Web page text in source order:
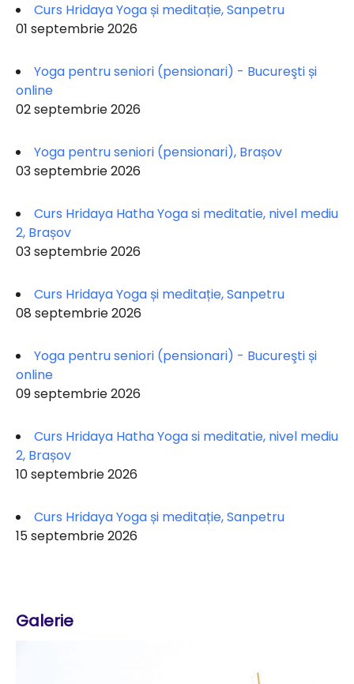
Curs Hridaya Yoga și meditație, Sanpetru
01 septembrie 2026
Yoga pentru seniori (pensionari) - Bucureşti și
online
02 septembrie 2026
Yoga pentru seniori (pensionari), Brașov
03 septembrie 2026
Curs Hridaya Hatha Yoga si meditatie, nivel mediu
2, Brașov
03 septembrie 2026
Curs Hridaya Yoga și meditație, Sanpetru
08 septembrie 2026
Yoga pentru seniori (pensionari) - Bucureşti și
online
09 septembrie 2026
Curs Hridaya Hatha Yoga si meditatie, nivel mediu
2, Brașov
10 septembrie 2026
Curs Hridaya Yoga și meditație, Sanpetru
15 septembrie 2026
Galerie